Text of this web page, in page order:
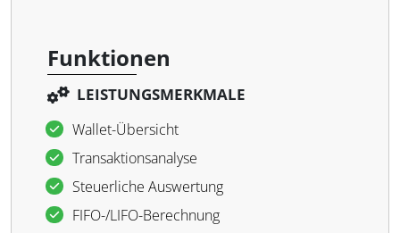
Funktionen
LEISTUNGSMERKMALE
Wallet-Übersicht
Transaktionsanalyse
Steuerliche Auswertung
FIFO-/LIFO-Berechnung